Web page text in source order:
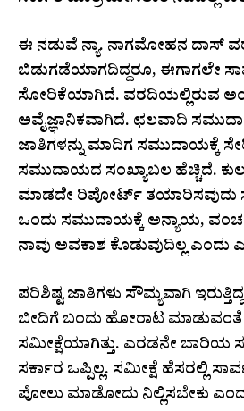
ಈ ನಡುವೆ ನ್ಯಾ. ನಾಗಮೋಹನ ದಾಸ್
ಬಿಡುಗಡೆಯಾಗದಿದ್ದರೂ, ಈಗಾಗಲೇ
ಸೋರಿಕೆಯಾಗಿದೆ. ವರದಿಯಲ್ಲಿರುವ
ಅವೈಜ್ಞಾನಿಕವಾಗಿದೆ. ಛಲವಾದಿ
ಜಾತಿಗಳನ್ನು ಮಾದಿಗ ಸಮುದಾಯಕ್ಕೆ
ಸಮುದಾಯದ ಸಂಖ್ಯಾಬಲ ಹೆಚ್ಚಿದೆ.
ಮಾಡದೇೆ ರಿಪೋರ್ಟ್ ತಯಾರಿಸವುದು
ಒಂದು ಸಮುದಾಯಕ್ಕೆ ಅನ್ಯಾಯ,
ನಾವು ಅವಕಾಶ ಕೊಡುವುದಿಲ್ಲ ಎಂದು
ಪರಿಶಿಷ್ಟ ಜಾತಿಗಳು ಸೌಮ್ಯವಾಗಿ
ಬೀದಿಗೆ ಬಂದು ಹೋರಾಟ
ಸಮೀಕ್ಷೆಯಾಗಿತ್ತು. ಎರಡನೇ ಬಾರಿಯ
ಸರ್ಕಾರ ಒಪ್ಪಿಲ್ಲ. ಸಮೀಕ್ಷೆ ಹೆಸರಲ್ಲಿ
ಪೋಲು ಮಾಡೋದು ನಿಲ್ಲಿಸಬೇಕು